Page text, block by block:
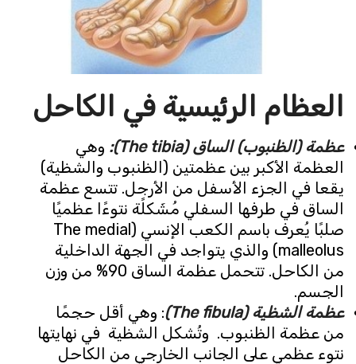
العظام الرئيسية في الكاحل
عظمة (الظنبوب) الساق (The tibia):
وهي
العظمة الأكبر بين عظمتين (الظنبوب والشظية)
يقعا في الجزء الأسفل من الأرجل. تتسع عظمة
الساق في طرفها السفلي مُشَكلًة نتوءًا عظميًا
صلبًا يُعرف باسم الكعب الإنسي (The medial
malleolus) والذي يتواجد في الجهة الداخلية
من الكاحل. تتحمل عظمة الساق 90% من وزن
الجسم.
عظمة الشظية (The fibula)
: وهي أقل حجمًا
من عظمة الظنبوب. وتُشكل الشظية في نهايتها
نتوء عظمي على الجانب الخارجي من الكاحل